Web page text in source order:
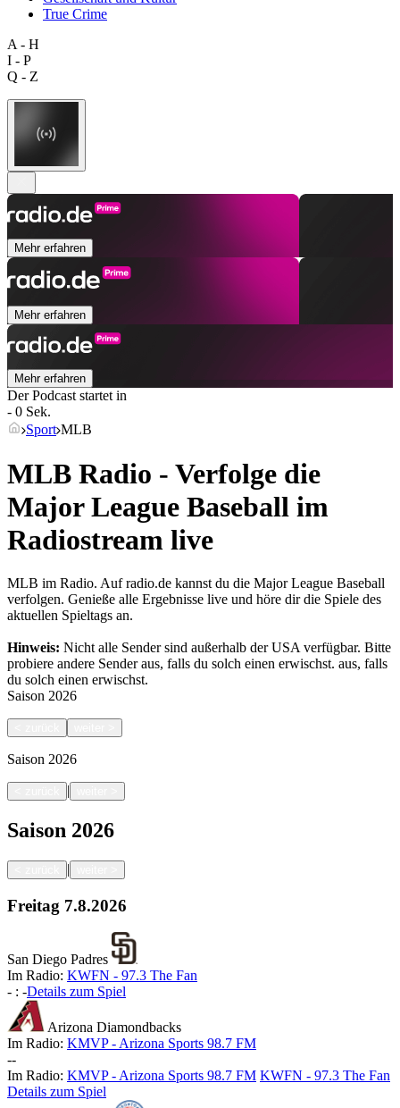
True Crime
A - H
I - P
Q - Z
Mehr erfahren
Mehr erfahren
Mehr erfahren
Der Podcast startet in
- 0 Sek.
Sport MLB
MLB Radio - Verfolge die
Major League Baseball im
Radiostream live
MLB im Radio. Auf radio.de kannst du die Major League Baseball
verfolgen. Genieße alle Ergebnisse live und höre dir die Spiele des
aktuellen Spieltags an.
Hinweis: Nicht alle Sender sind außerhalb der USA verfügbar. Bitte
probiere andere Sender aus, falls du solch einen erwischst. aus, falls
du solch einen erwischst.
Saison 2026
Saison 2026
|
Saison 2026
|
Freitag 7.8.2026
San Diego Padres
Im Radio: KWFN - 97.3 The Fan
- : -Details zum Spiel
Arizona Diamondbacks
Im Radio: KMVP - Arizona Sports 98.7 FM
--
Im Radio: KMVP - Arizona Sports 98.7 FM KWFN - 97.3 The Fan
Details zum Spiel